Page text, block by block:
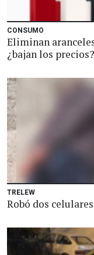
CONSUMO
Eliminan
¿bajan los precios?
TRELEW
Robó dos